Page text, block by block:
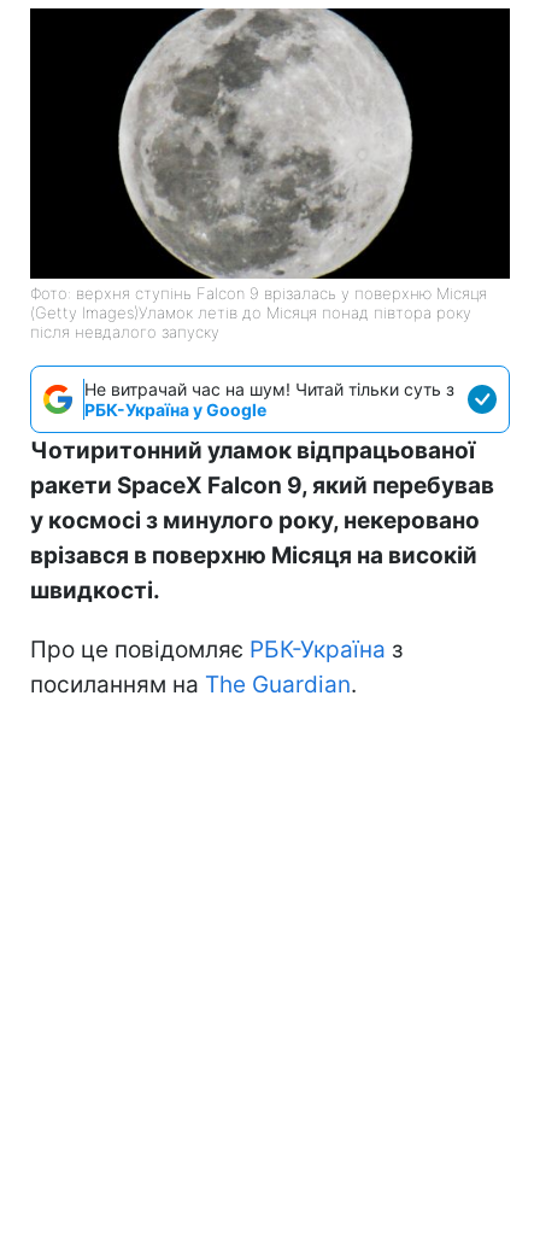
Фото: верхня ступінь Falcon 9 врізалась у поверхню Місяця
(Getty Images)Уламок летів до Місяця понад півтора року
після невдалого запуску
Не витрачай час на шум! Читай тільки суть з
РБК-Україна у Google
Чотиритонний уламок відпрацьованої
ракети SpaceX Falcon 9, який перебував
у космосі з минулого року, некеровано
врізався в поверхню Місяця на високій
швидкості.
Про це повідомляє РБК-Україна з
посиланням на The Guardian.